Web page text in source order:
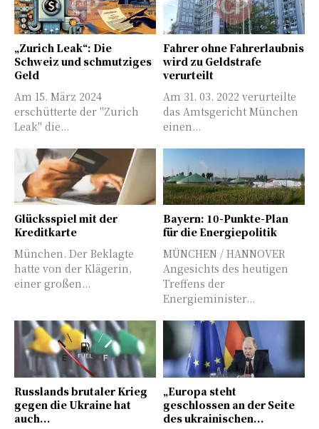
„Zurich Leak“: Die
Schweiz und schmutziges
Geld
Am 15. März 2024
erschütterte der "Zurich
Leak" die...
Fahrer ohne Fahrerlaubnis
wird zu Geldstrafe
verurteilt
Am 31. 03. 2022 verurteilte
das Amtsgericht München
einen...
Glücksspiel mit der
Kreditkarte
München. Der Beklagte
hatte von der Klägerin,
einer großen...
Bayern: 10-Punkte-Plan
für die Energiepolitik
MÜNCHEN / HANNOVER
Angesichts des heutigen
Treffens der
Energieminister...
Russlands brutaler Krieg
gegen die Ukraine hat
auch...
„Europa steht
geschlossen an der Seite
des ukrainischen...